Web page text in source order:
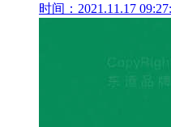
时间：2021.11.17